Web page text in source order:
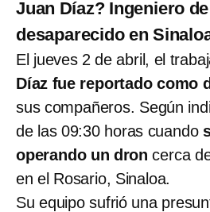
Juan Díaz? Ingeniero
desaparecido en
El jueves 2 de abril, el
Díaz fue reportado como
sus compañeros. Según
de las 09:30 horas cuando
operando un dron cerca
en el Rosario, Sinaloa.
Su equipo sufrió una